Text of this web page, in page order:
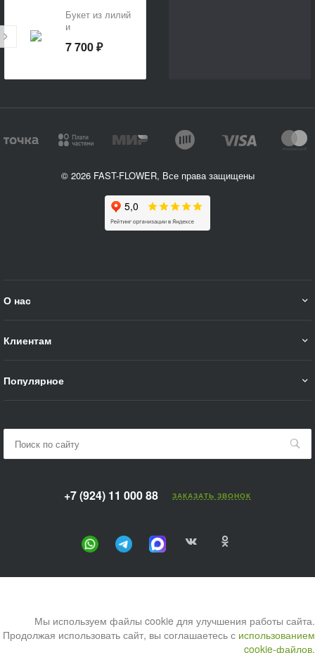
Букет из лилий
и
«Прелесть»
7 700 ₽
© 2026 FAST-FLOWER, Все права защищены
О нас
Клиентам
Популярное
+7 (924) 11 000 88 ЗАКАЗАТЬ ЗВОНОК
Мы используем файлы cookie для улучшения работы сайта.
Продолжая использовать сайт, вы соглашаетесь с использованием
cookie-файлов.